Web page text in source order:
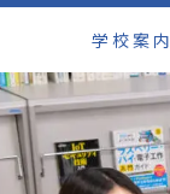
学校案内